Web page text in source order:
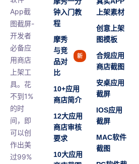
App截
图截屏-
开发者
必备应
用商店
上架工
具。花
不到1%
的时
间，即
可以创
作出美
过99%
钟入门教
程
摩秀
与竞
品对
比
新
10+应用
商店简介
12大应用
商店审核
要求
10大应用
上架素材
创意上架
图模板
合规应用
商店截图
安桌应用
截屏
IOS应用
截屏
MAC软件
截图